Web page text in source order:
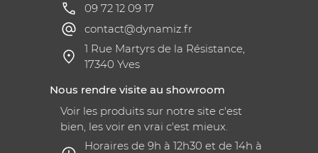
09 72 12 09 17
contact@dynamiz.fr
1 Rue Martyrs de la Résistance,
17340 Yves
Nous rendre visite au showroom
Voir les produits sur notre site c'est
bien, les voir en vrai c'est mieux.
Horaires de 9h à 12h30 et de 14h à